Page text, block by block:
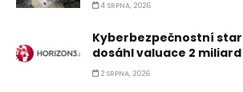
4 SRPNA, 2026
Kyberbezpečnostní
dosáhl valuace 2
2 SRPNA, 2026